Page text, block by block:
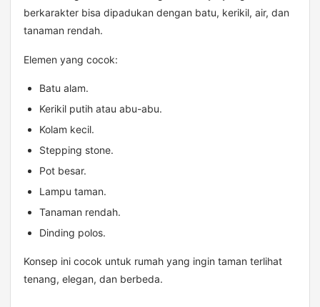
berkarakter bisa dipadukan dengan batu, kerikil, air, dan
tanaman rendah.
Elemen yang cocok:
Batu alam.
Kerikil putih atau abu-abu.
Kolam kecil.
Stepping stone.
Pot besar.
Lampu taman.
Tanaman rendah.
Dinding polos.
Konsep ini cocok untuk rumah yang ingin taman terlihat
tenang, elegan, dan berbeda.